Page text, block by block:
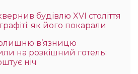
будівлю XVI століття
як його покарали
в’язницю
на розкішний готель:
ніч